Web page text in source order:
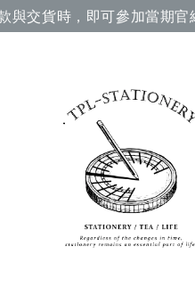
交貨時，即可參加當期官